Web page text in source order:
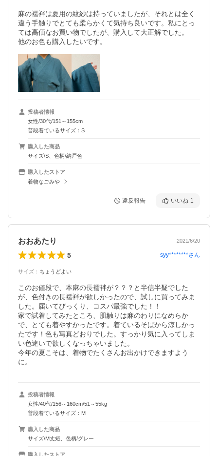
麻の襦袢は夏用の紋紗は持っていましたが、それとは全く
違う手触りでとても柔らかくて気持ち良いです。私にとっ
ては高価なお買い物でしたが、購入して大正解でした。
他のお色も購入したいです。
投稿者情報
女性/30代/151～155cm
普段着ているサイズ：S
購入した商品
サイズ/S、色柄/納戸色
購入したストア
着物なごみや
違反報告 いいね 1
おおあたり 2021/6/20
5 syy********さん
サイズ ： ちょうどよい
このお値段で、本麻の長襦袢が？？？と半信半疑でした
が、色付きの長襦袢が欲しかったので、試しに買ってみま
した。届いてびっくり、コスパ最強でした！！
家で試着してみたところ、肌触りは麻のわりになめらか
で、とても着やすかったです。着ているそばから涼しかっ
たです！色も写真どおりでした。すっかり気に入ってしま
い色違いで欲しくなっちゃいました。
今年の夏こそは、着物でたくさんお出かけできますよう
に。
投稿者情報
女性/40代/156～160cm/51～55kg
普段着ているサイズ：M
購入した商品
サイズ/M丈短、色柄/グレー
購入したストア